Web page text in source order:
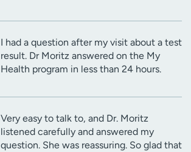
I had a question after my visit about a test
result. Dr Moritz answered on the My
Health program in less than 24 hours.
Very easy to talk to, and Dr. Moritz
listened carefully and answered my
question. She was reassuring. So glad that